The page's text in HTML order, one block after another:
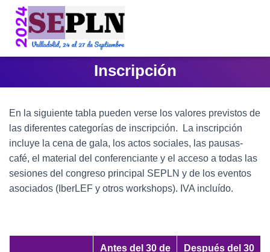
Inscripción
En la siguiente tabla pueden verse los valores previstos de
las diferentes categorías de inscripción. La inscripción
incluye la cena de gala, los actos sociales, las pausas-
café, el material del conferenciante y el acceso a todas las
sesiones del congreso principal SEPLN y de los eventos
asociados (IberLEF y otros workshops). IVA incluído.
Antes del 30 de
Después del 30